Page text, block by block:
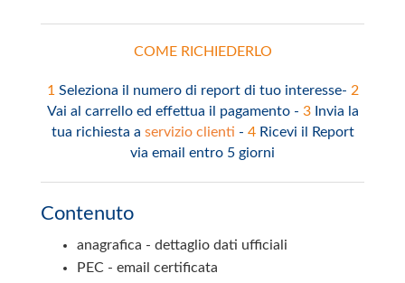
COME RICHIEDERLO
1 Seleziona il numero di report di tuo interesse- 2
Vai al carrello ed effettua il pagamento - 3Invia la
tua richiesta a servizio clienti - 4 Ricevi il Report
via email entro 5 giorni
Contenuto
anagrafica - dettaglio dati ufficiali
PEC - email certificata